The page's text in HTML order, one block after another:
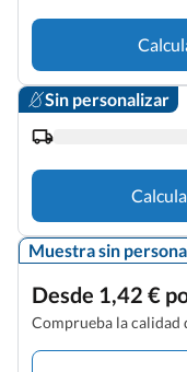
Sin personalizar
Muestra sin
Desde 1,42 €
Comprueba la calidad